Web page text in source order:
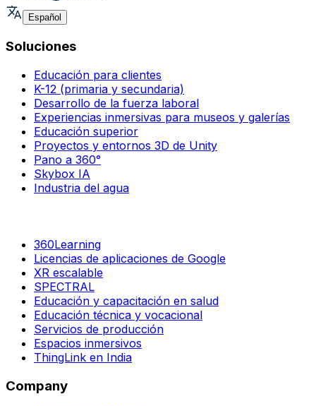
Español
Soluciones
Educación para clientes
K-12 (primaria y secundaria)
Desarrollo de la fuerza laboral
Experiencias inmersivas para museos y galerías
Educación superior
Proyectos y entornos 3D de Unity
Pano a 360°
Skybox IA
Industria del agua
360Learning
Licencias de aplicaciones de Google
XR escalable
SPECTRAL
Educación y capacitación en salud
Educación técnica y vocacional
Servicios de producción
Espacios inmersivos
ThingLink en India
Company